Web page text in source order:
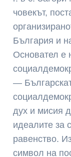
човекът,
България и
Основател е
—
дух и мисия
идеалите за
равенство.
символ на